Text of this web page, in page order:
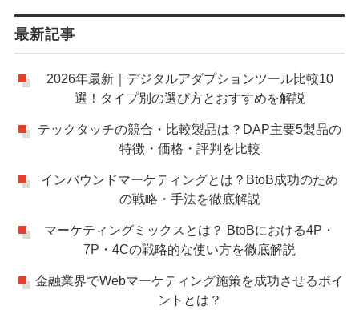
最新記事
2026年最新｜デジタルアダプションツール比較10
選！タイプ別の選び方とおすすめを解説
テックタッチの競合・比較製品は？DAP主要5製品の
特徴・価格・評判を比較
インバウンドマーケティングとは？BtoB成功のため
の戦略・手法を徹底解説
マーケティングミックスとは？ BtoBにおける4P・
7P・4Cの戦略的な使い方を徹底解説
金融業界でWebマーケティング施策を成功させるポイ
ントとは？